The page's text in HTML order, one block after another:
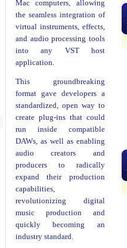
Mac computers, allowing
the seamless integration of
virtual instruments, effects,
and audio processing tools
into any VST host
application.
This groundbreaking
format gave developers a
standardized, open way to
create plug-ins that could
run inside compatible
DAWs, as well as enabling
audio creators and
producers to radically
expand their production
capabilities,
revolutionizing digital
music production and
quickly becoming an
industry standard.